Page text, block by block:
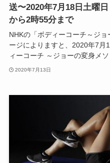
送〜2020年7月18日土曜
から2時55分まで
NHKの「ボディーコーチ～ジ
ージによりますと、2020年7月
ィーコーチ ～ジョーの変身メ
2020年7月13日